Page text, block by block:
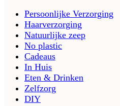
Persoonlijke Verzorging
Haarverzorging
Natuurlijke zeep
No plastic
Cadeaus
In Huis
Eten & Drinken
Zelfzorg
DIY